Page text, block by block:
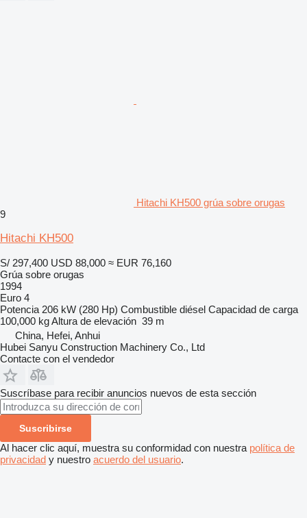
Hitachi KH500 grúa sobre orugas
9
Hitachi KH500
S/ 297,400 USD 88,000 ≈ EUR 76,160
Grúa sobre orugas
1994
Euro 4
Potencia 206 kW (280 Hp) Combustible diésel Capacidad de carga
100,000 kgAltura de elevación 39 m
China, Hefei, Anhui
Hubei Sanyu Construction Machinery Co., Ltd
Contacte con el vendedor
Suscríbase para recibir anuncios nuevos de esta sección
Suscribirse
Al hacer clic aquí, muestra su conformidad con nuestra política de
privacidad y nuestro acuerdo del usuario.